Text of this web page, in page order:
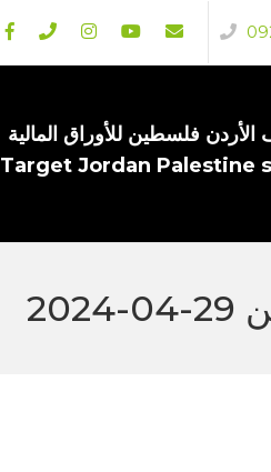
فلسطين للأوراق المالية
Target Jordan Palestine